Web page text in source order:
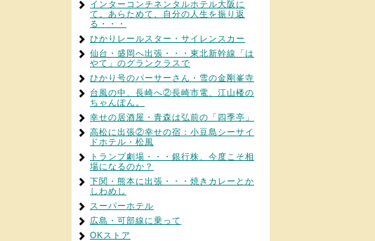
インターコンチネンタルホテル大阪に
て。あらためて、自分の人生を振り返
る・・・
ひかりレールスター・サイレンスカー
仙台・盛岡へ出張・・・東北新幹線「は
やて」のグランクラスで
ひかり号のパーサーさん・雪の金剛峯寺
台風の中、長崎へ②長崎市電、江山楼の
ちゃんぽん。
幸せの居酒屋・青森は弘前の「四季亭」
高松に出張②幸せの宿：小豆島シーサイ
ドホテル・松風
トランプ劇場・・・銀行株、今度こそ相
場になるのか？
下関・熊本に出張・・・焼きカレーとか
しわめし
スーパーホテル
広島・可部線に乗って
OKストア